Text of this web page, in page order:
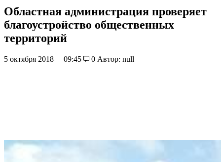
Областная администрация проверяет
благоустройство общественных
территорий
5 октября 2018 09:45 0 Автор: null